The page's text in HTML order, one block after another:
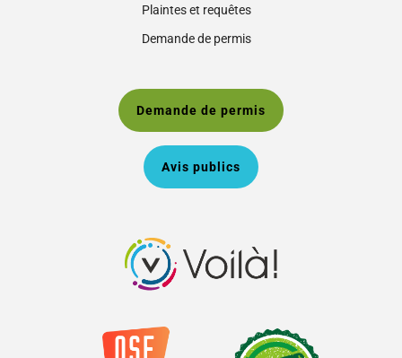
Plaintes et requêtes
Demande de permis
Demande de permis
Avis publics